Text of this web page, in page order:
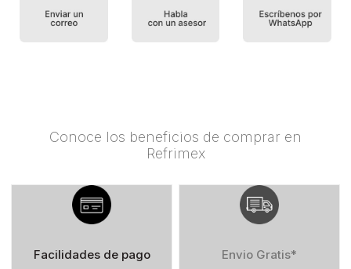
Conoce los beneficios de comprar en
Refrimex
Facilidades de pago Envio Gratis*